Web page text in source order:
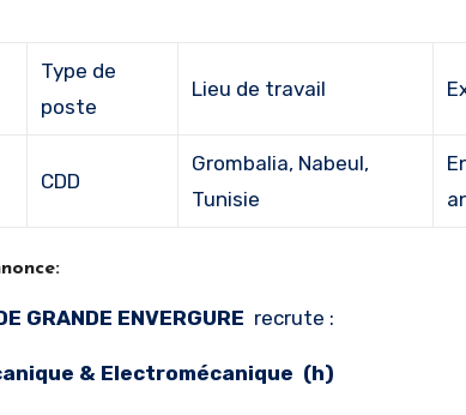
Type de
poste
Lieu de travail
CDD
Grombalia, Nabeul,
Tunisie
GRANDE ENVERGURE recrute :
& Electromécanique (h)